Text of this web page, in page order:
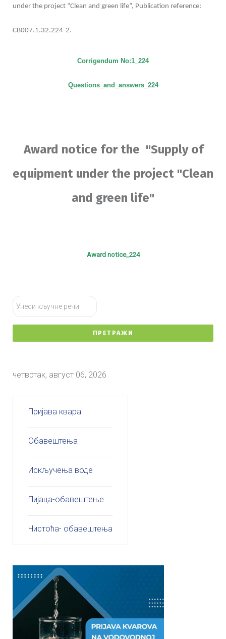
under the project “Clean and green life”, Publication reference:
CB007.1.32.224-2.
Corrigendum No:1_224
Questions_and_answers_224
Award notice for the "Supply of
equipment under the project "Clean
and green life"
Award notice_224
тражи...
ПРЕТРАЖИ
четвртак, август 06, 2026
Пријава квара
Обавештења
Искључења воде
Пијаца-обавештење
Чистоћа- обавештења